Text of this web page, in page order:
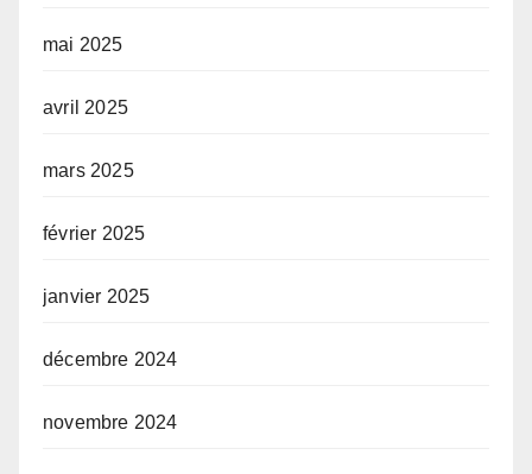
mai 2025
avril 2025
mars 2025
février 2025
janvier 2025
décembre 2024
novembre 2024